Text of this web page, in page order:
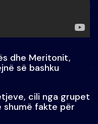
dhe Meritonit,
së bashku
cili nga grupet
shumë fakte për